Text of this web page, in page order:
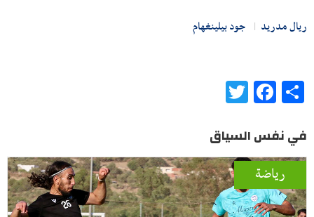
ريال مدريد جود بيلينغهام
Share
Facebook
في نفس السياق
رياضة